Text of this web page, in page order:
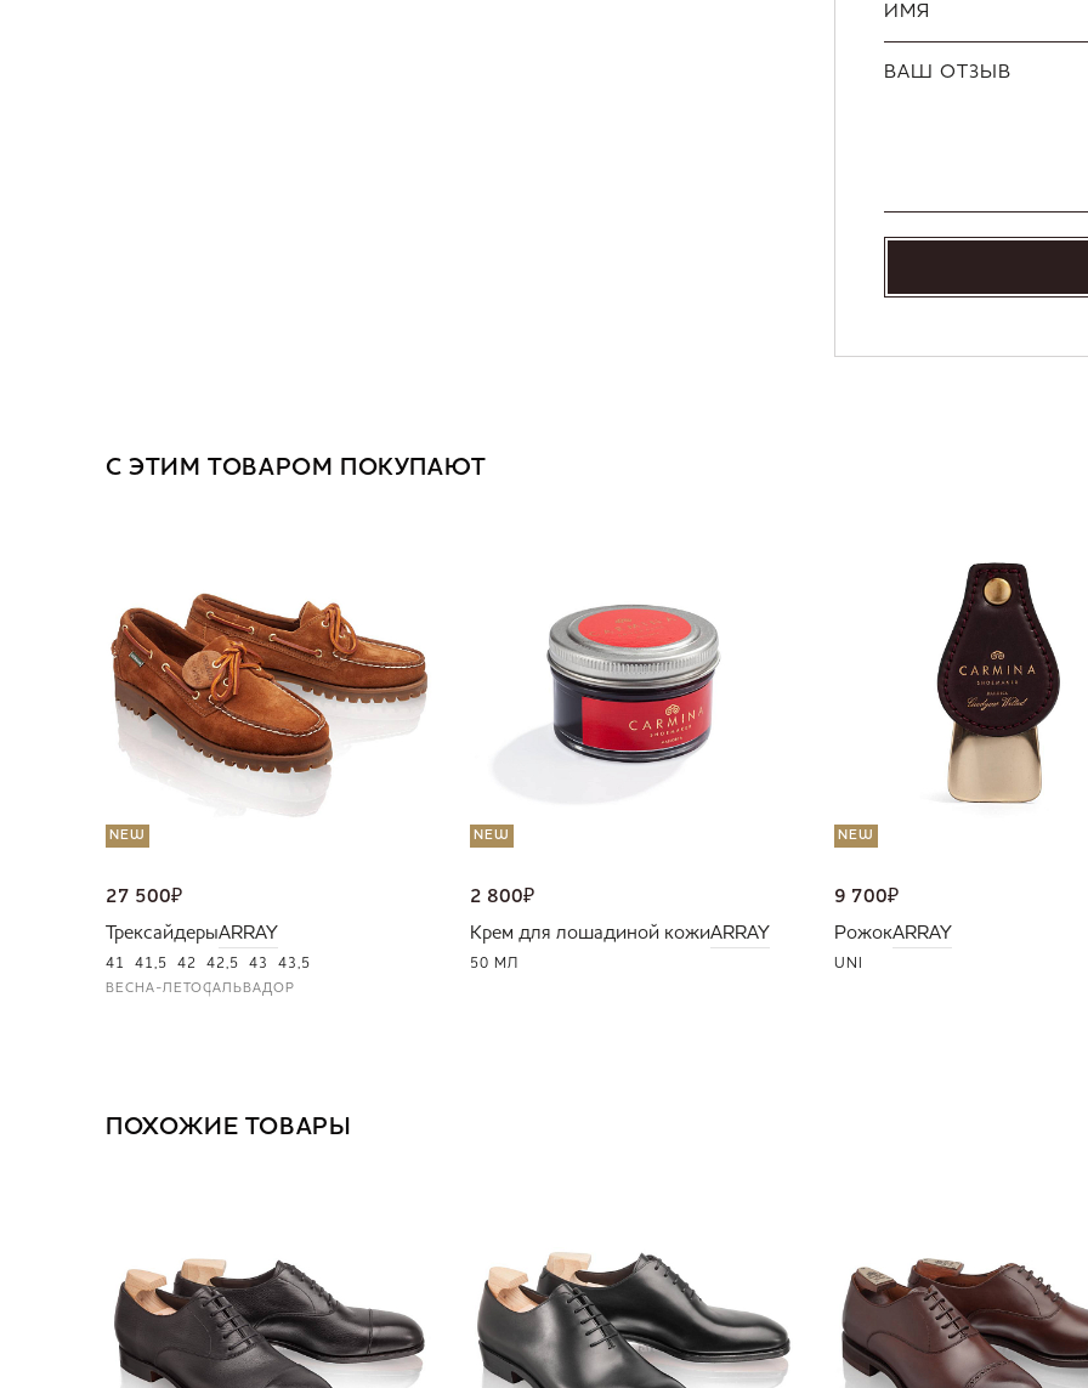
ИМЯ
ВАШ ОТЗЫВ
С ЭТИМ ТОВАРОМ ПОКУПАЮТ
NEW
27 500₽
ТрексайдерыARRAY
41 41,5 42 42,5 43 43,5
ВЕСНА-ЛЕТОСАЛЬВАДОР
NEW
2 800₽
Крем для лошадиной кожиARRAY
50 МЛ
NEW
9 700₽
РожокARRAY
UNI
ПОХОЖИЕ ТОВАРЫ